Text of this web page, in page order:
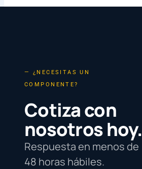
— ¿NECESITAS UN
COMPONENTE?
Cotiza con
nosotros hoy.
Respuesta en menos de
48 horas hábiles.